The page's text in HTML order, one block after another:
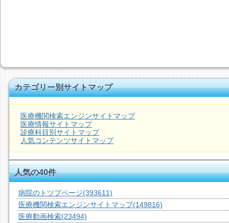
カテゴリー別サイトマップ
医療機関検索エンジンサイトマップ
医療情報サイトマップ
診療科目別サイトマップ
人気コンテンツサイトマップ
人気の40件
病院のトツプページ(393611)
医療機関検索エンジンサイトマップ(149816)
医療動画検索(23494)